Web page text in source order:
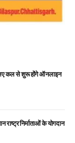
कल से शुरू होंगे ऑनलाइन
राष्ट्र निर्माताओं के योगदान